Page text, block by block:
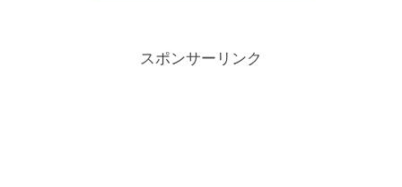
スポンサーリンク